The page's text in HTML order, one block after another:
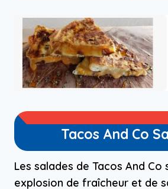
Tacos And Co
Les salades de Tacos And Co
explosion de fraîcheur et de